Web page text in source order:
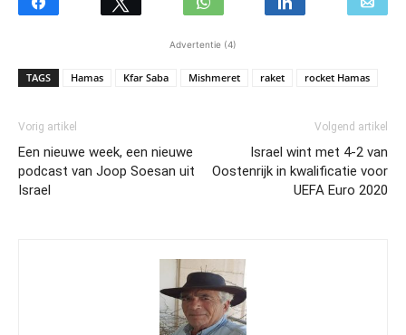
Advertentie (4)
TAGS Hamas Kfar Saba Mishmeret raket rocket Hamas
Vorig artikel
Een nieuwe week, een nieuwe
podcast van Joop Soesan uit
Israel
Volgend artikel
Israel wint met 4-2 van
Oostenrijk in kwalificatie voor
UEFA Euro 2020